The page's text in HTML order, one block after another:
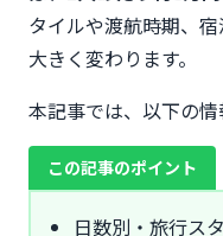
タイルや渡航時期、
大きく変わります。
本記事では、以下の情
この記事のポイント
日数別・旅行ス